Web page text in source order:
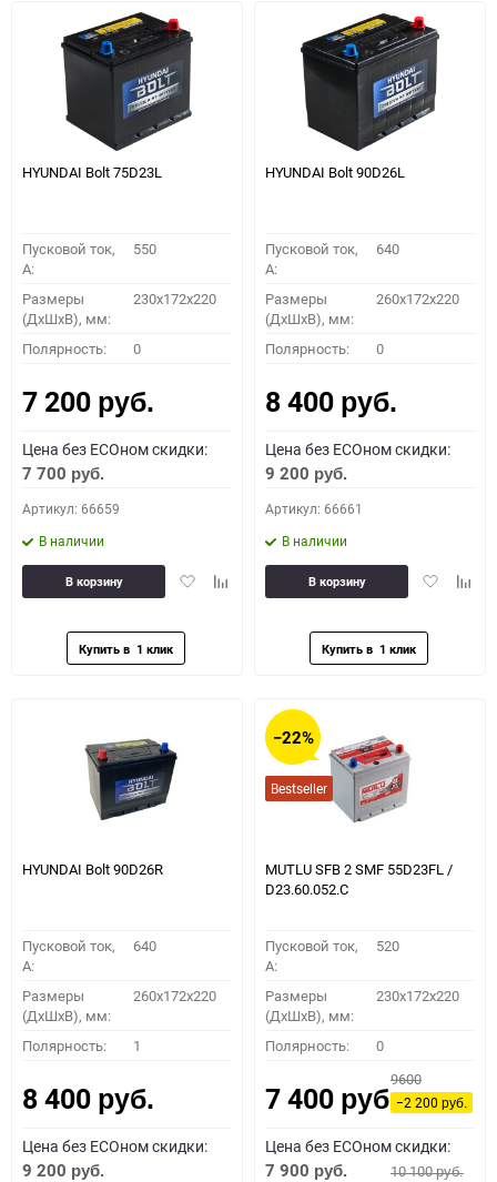
HYUNDAI Bolt 75D23L
Пусковой ток,
A:
550
Размеры
(ДхШхВ), мм:
230x172x220
Полярность: 0
7 200 руб.
Цена без ECOном скидки:
7 700 руб.
Артикул: 66659
В наличии
ДобавитьДобавить
В корзину
HYUNDAI Bolt 90D26L
Пусковой ток,
A:
640
Размеры
(ДхШхВ), мм:
260x172x220
Полярность: 0
8 400 руб.
Цена без ECOном скидки:
9 200 руб.
Артикул: 66661
В наличии
Добавить
В корзину
HYUNDAI Bolt 90D26R
Пусковой ток,
A:
640
Размеры
(ДхШхВ), мм:
260x172x220
Полярность: 1
8 400 руб.
Цена без ECOном скидки:
9 200 руб.
−22%
Bestseller
MUTLU SFB 2 SMF 55D23FL /
D23.60.052.C
Пусковой ток,
A:
520
Размеры
(ДхШхВ), мм:
230x172x220
Полярность: 0
7 400 руб.
9600
−2 200руб.
Цена без ECOном скидки:
7 900 руб. 10 100руб.